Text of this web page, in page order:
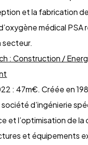
et la fabrication de
médical PSA
secteur.
: Construction /
: 47m€. Créée en
d’ingénierie
et l’optimisation de la
et équipements